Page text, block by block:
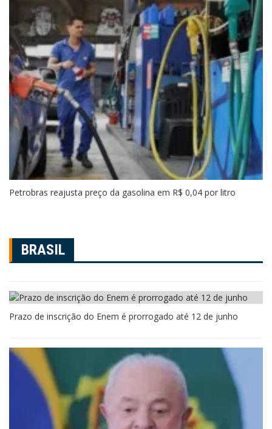
Petrobras reajusta preço da gasolina em R$ 0,04 por litro
BRASIL
Prazo de inscrição do Enem é prorrogado até 12 de junho